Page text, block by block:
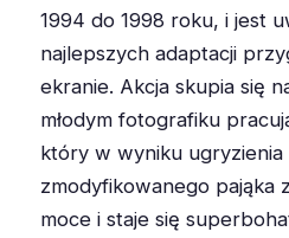
1994 do 1998 roku, i jest
najlepszych adaptacji
ekranie. Akcja skupia się
młodym fotografiku
który w wyniku
zmodyfikowanego pająka
moce i staje się